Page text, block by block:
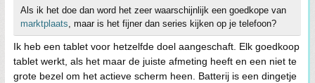
Als ik het doe dan word het zeer waarschijnlijk een goedkope van
marktplaats, maar is het fijner dan series kijken op je telefoon?
Ik heb een tablet voor hetzelfde doel aangeschaft. Elk goedkoop
tablet werkt, als het maar de juiste afmeting heeft en een niet te
grote bezel om het actieve scherm heen. Batterij is een dingetje